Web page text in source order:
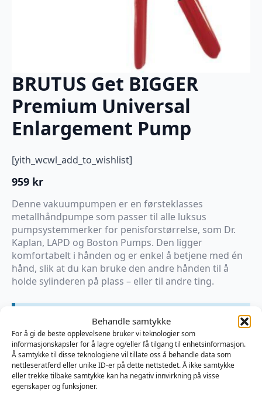
Behandle samtykke
For å gi de beste opplevelsene bruker vi teknologier som
informasjonskapsler for å lagre og/eller få tilgang til enhetsinformasjon.
Å samtykke til disse teknologiene vil tillate oss å behandle data som
nettleseratferd eller unike ID-er på dette nettstedet. Å ikke samtykke
eller trekke tilbake samtykke kan ha negativ innvirkning på visse
egenskaper og funksjoner.
BRUTUS Get BIGGER
Premium Universal
Enlargement Pump
[yith_wcwl_add_to_wishlist]
959 kr
Denne vakuumpumpen er en førsteklasses
metallhåndpumpe som passer til alle luksus
pumpsystemmerker for penisforstørrelse, som Dr.
Kaplan, LAPD og Boston Pumps. Den ligger
komfortabelt i hånden og er enkel å betjene med én
hånd, slik at du kan bruke den andre hånden til å
holde sylinderen på plass – eller til andre ting.
På vei til lager ×
Produktnummer:DU138979
Kategorier:Brutus Get Bigger - System ,Pumper,Sexleketøy
Brand:BRUTUS